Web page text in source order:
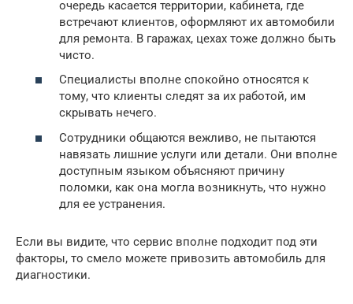
очередь касается территории, кабинета, где
встречают клиентов, оформляют их автомобили
для ремонта. В гаражах, цехах тоже должно быть
чисто.
Специалисты вполне спокойно относятся к
тому, что клиенты следят за их работой, им
скрывать нечего.
Сотрудники общаются вежливо, не пытаются
навязать лишние услуги или детали. Они вполне
доступным языком объясняют причину
поломки, как она могла возникнуть, что нужно
для ее устранения.
Если вы видите, что сервис вполне подходит под эти
факторы, то смело можете привозить автомобиль для
диагностики.